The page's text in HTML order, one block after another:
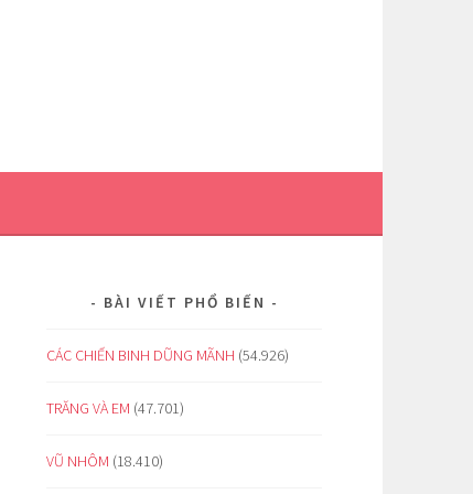
BÀI VIẾT PHỔ BIẾN
CÁC CHIẾN BINH DŨNG MÃNH (54.926)
TRĂNG VÀ EM (47.701)
VŨ NHÔM (18.410)